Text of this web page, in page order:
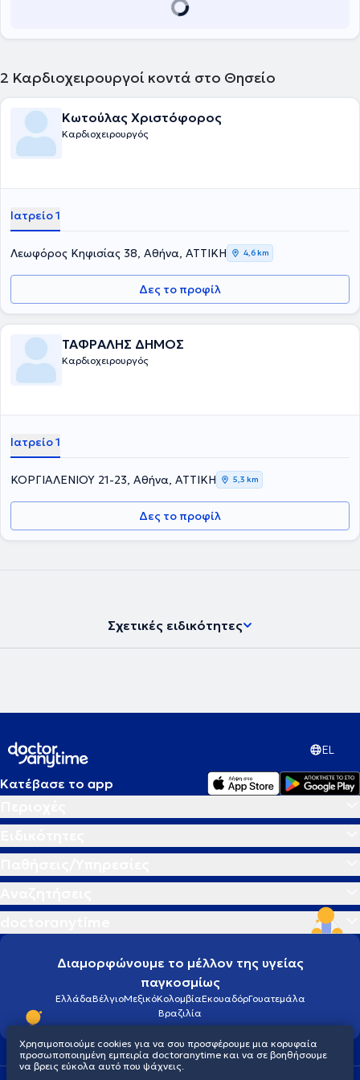
2 Καρδιοχειρουργοί κοντά στο Θησείο
Κωτούλας Χριστόφορος
Καρδιοχειρουργός
Ιατρείο 1
Λεωφόρος Κηφισίας 38, Αθήνα, ΑΤΤΙΚΗ 4,6 km
Δες το προφίλ
ΤΑΦΡΑΛΗΣ ΔΗΜΟΣ
Καρδιοχειρουργός
Ιατρείο 1
ΚΟΡΓΙΑΛΕΝΙΟΥ 21-23, Αθήνα, ΑΤΤΙΚΗ 5,3 km
Δες το προφίλ
Σχετικές ειδικότητες
EL
Κατέβασε το app
Διαμορφώνουμε το μέλλον της υγείας
παγκοσμίως
ΕλλάδαΒέλγιοΜεξικόΚολομβίαΕκουαδόρΓουατεμάλα
Βραζιλία
Χρησιμοποιούμε cookies για να σου προσφέρουμε μια κορυφαία
προσωποποιημένη εμπειρία doctoranytime και να σε βοηθήσουμε
να βρεις εύκολα αυτό που ψάχνεις.